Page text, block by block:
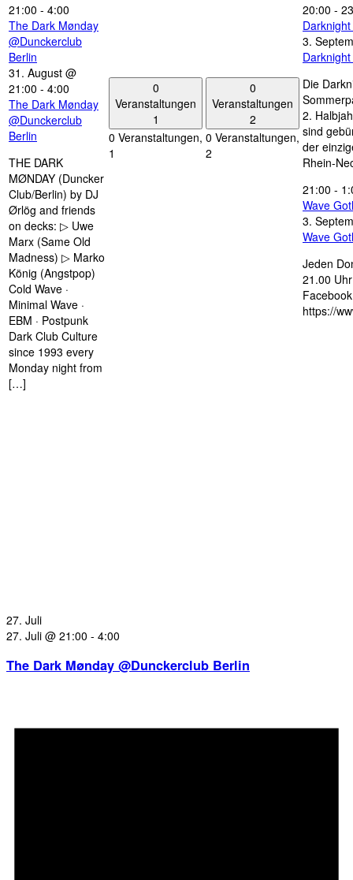
21:00 - 4:00
The Dark Mønday
@Dunckerclub
Berlin
31. August @
21:00 - 4:00
The Dark Mønday
@Dunckerclub
Berlin
THE DARK
MØNDAY (Duncker
Club/Berlin) by DJ
Ørlög and friends
on decks: ▷ Uwe
Marx (Same Old
Madness) ▷ Marko
König (Angstpop)
Cold Wave ·
Minimal Wave ·
EBM · Postpunk
Dark Club Culture
since 1993 every
Monday night from
[…]
0
Veranstaltungen
1
0 Veranstaltungen,
1
0
Veranstaltungen
2
0 Veranstaltungen,
2
20:00 -
3.
Die
2.
sind
der
Rhein-
21:00 -
Wave
3.
Wave
Jeden
21.00
https://
27. Juli
27. Juli @ 21:00 - 4:00
The Dark Mønday @Dunckerclub Berlin